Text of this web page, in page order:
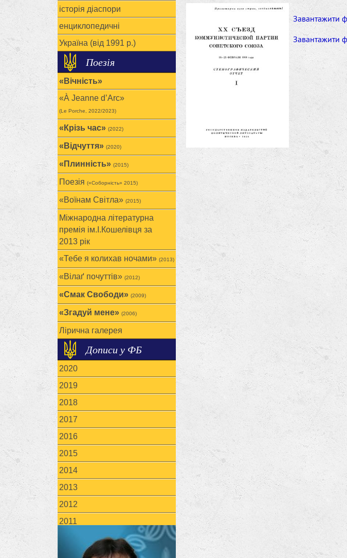
історія діаспори
енциклопедичні
Україна (від 1991 р.)
Поезія
«Вічність»
«À Jeanne d’Arc»
(Le Porche, 2022/2023)
«Крізь час» (2022)
«Відчуття» (2020)
«Плинність» (2015)
Поезія («Соборність» 2015)
«Воїнам Cвітла» (2015)
Міжнародна літературна
премія ім.І.Кошелівця за
2013 рік
«Тебе я колихав ночами» (2013)
«Вілаґ почуттів» (2012)
«Смак Свободи» (2009)
«Згадуй мене» (2006)
Лірична галерея
Дописи у ФБ
2020
2019
2018
2017
2016
2015
2014
2013
2012
2011
Завантажити
Завантажити